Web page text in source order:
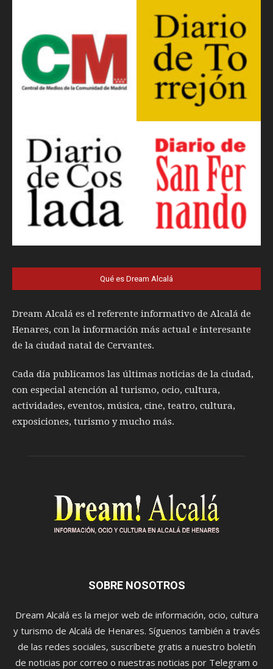
Qué es Dream Alcalá
Dream Alcalá es el referente informativo de Alcalá de
Henares, con la información más actual e interesante
de la ciudad natal de Cervantes.
Cada día publicamos las últimas noticias de la ciudad,
con especial atención al turismo, ocio, cultura,
actividades, eventos, música, cine, teatro, cultura,
exposiciones, turismo y mucho más.
SOBRE NOSOTROS
Dream Alcalá es la mejor web de información, ocio, cultura
y turismo de Alcalá de Henares. Síguenos también a través
de las redes sociales, suscríbete gratis a nuestro boletín
de noticias por correo o nuestras noticias por Telegram o